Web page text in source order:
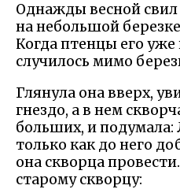
Однажды весной свил
на небольшой
Когда птенцы его
случилось мимо
Глянула она вверх,
гнездо, а в нем
больших, и подумала:
только как до него
она скворца
старому скворцу: